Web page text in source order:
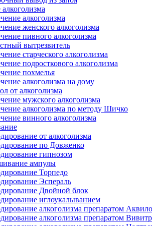
алкоголизма
женского алкоголизма
пивного алкоголизма
вытрезвитель
старческого алкоголизма
подросткового алкоголизма
похмелья
алкоголизма на дому
от алкоголизма
мужского алкоголизма
алкоголизма по методу Шичко
винного алкоголизма
от алкоголизма
по Довженко
гипнозом
ампулы
Торпедо
Эспераль
Двойной блок
иглоукалыванием
алкоголизма препаратом
алкоголизма препаратом